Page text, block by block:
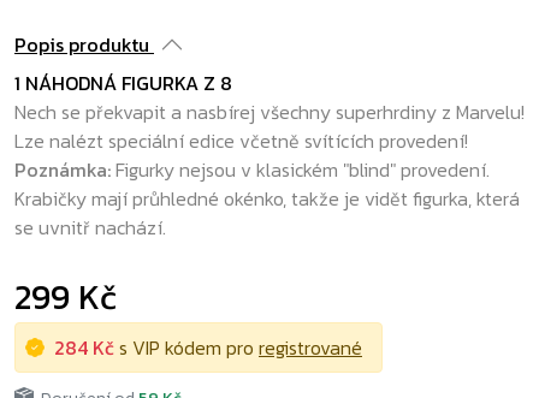
Popis produktu
1 NÁHODNÁ FIGURKA Z 8
Nech se překvapit a nasbírej všechny superhrdiny z Marvelu!
Lze nalézt speciální edice včetně svítících provedení!
Poznámka:Figurky nejsou v klasickém "blind" provedení.
Krabičky mají průhledné okénko, takže je vidět figurka, která
se uvnitř nachází.
299 Kč
284 Kčs VIP kódem pro registrované